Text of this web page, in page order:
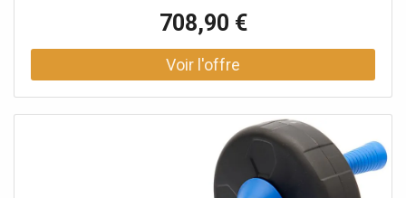
d'acier Serrure à cylindre Caoutchouc de protection au-
dessus Option : Séparations de tiroir - 751501304 Conçue
pour une installation fixe (pas pour les ateliers mobiles)
708,90 €